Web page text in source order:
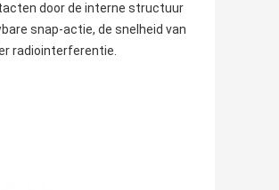
door de interne structuur
snap-actie, de snelheid van
radiointerferentie.